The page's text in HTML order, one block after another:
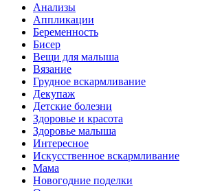
Анализы
Аппликации
Беременность
Бисер
Вещи для малыша
Вязание
Грудное вскармливание
Декупаж
Детские болезни
Здоровье и красота
Здоровье малыша
Интересное
Искусственное вскармливание
Мама
Новогодние поделки